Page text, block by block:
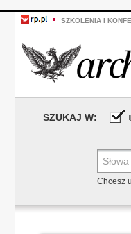
SZKOLENIA I
SZUKAJ W:
Chcesz